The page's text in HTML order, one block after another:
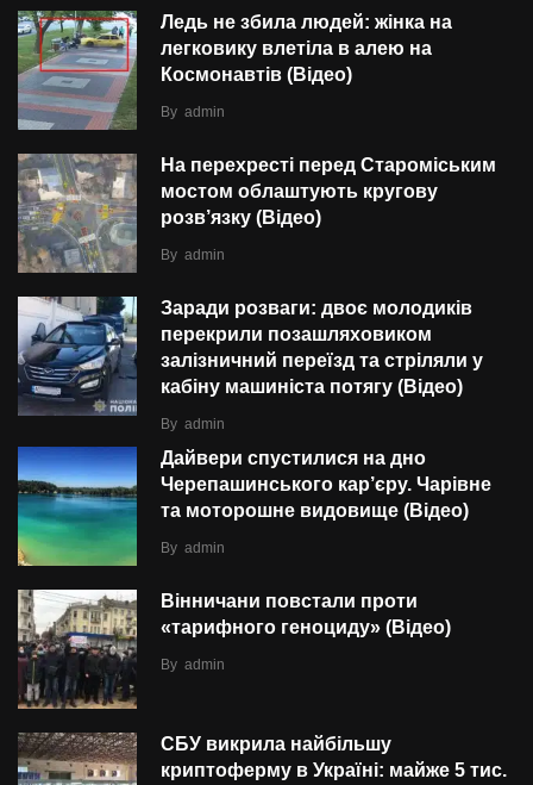
Ледь не збила людей: жінка на
легковику влетіла в алею на
Космонавтів (Відео)
By admin
На перехресті перед Староміським
мостом облаштують кругову
розв’язку (Відео)
By admin
Заради розваги: двоє молодиків
перекрили позашляховиком
залізничний переїзд та стріляли у
кабіну машиніста потягу (Відео)
By admin
Дайвери спустилися на дно
Черепашинського кар’єру. Чарівне
та моторошне видовище (Відео)
By admin
Вінничани повстали проти
«тарифного геноциду» (Відео)
By admin
СБУ викрила найбільшу
криптоферму в Україні: майже 5 тис.